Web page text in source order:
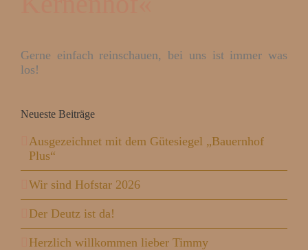
Gerne einfach reinschauen, bei uns ist immer was
los!
Neueste Beiträge
Ausgezeichnet mit dem Gütesiegel „Bauernhof
Plus“
Wir sind Hofstar 2026
Der Deutz ist da!
Herzlich willkommen lieber Timmy